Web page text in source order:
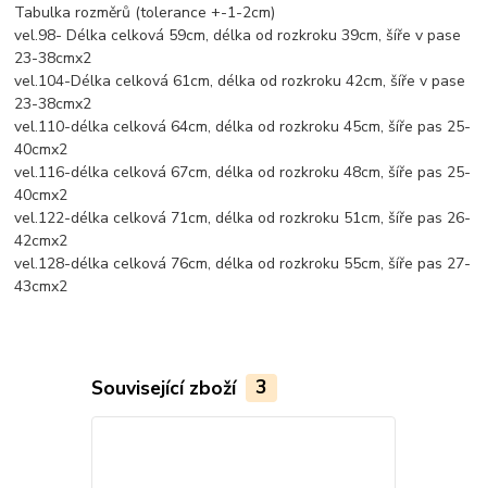
Tabulka rozměrů (tolerance +-1-2cm)
vel.98- Délka celková 59cm, délka od rozkroku 39cm, šíře v pase
23-38cmx2
vel.104-Délka celková 61cm, délka od rozkroku 42cm, šíře v pase
23-38cmx2
vel.110-délka celková 64cm, délka od rozkroku 45cm, šíře pas 25-
40cmx2
vel.116-délka celková 67cm, délka od rozkroku 48cm, šíře pas 25-
40cmx2
vel.122-délka celková 71cm, délka od rozkroku 51cm, šíře pas 26-
42cmx2
vel.128-délka celková 76cm, délka od rozkroku 55cm, šíře pas 27-
43cmx2
Související zboží 3